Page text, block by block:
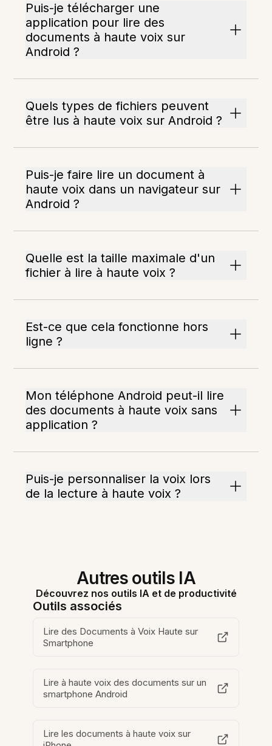
Puis-je télécharger une
application pour lire des
documents à haute voix sur
Android ?
Quels types de fichiers peuvent
être lus à haute voix sur Android ?
Puis-je faire lire un document à
haute voix dans un navigateur sur
Android ?
Quelle est la taille maximale d'un
fichier à lire à haute voix ?
Est-ce que cela fonctionne hors
ligne ?
Mon téléphone Android peut-il lire
des documents à haute voix sans
application ?
Puis-je personnaliser la voix lors
de la lecture à haute voix ?
Autres outils IA
Découvrez nos outils IA et de productivité
Outils associés
Lire des Documents à Voix Haute sur
Smartphone
Lire à haute voix des documents sur un
smartphone Android
Lire les documents à haute voix sur